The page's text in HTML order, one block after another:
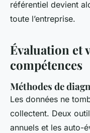
référentiel devient
toute l’entreprise.
Évaluation et
compétences
Méthodes de
Les données ne
collectent. Deux
annuels et les auto-